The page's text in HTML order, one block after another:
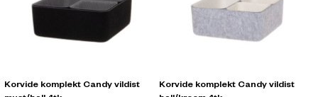
Korvide komplekt Candy vildist
Korvide komplekt Candy vildist